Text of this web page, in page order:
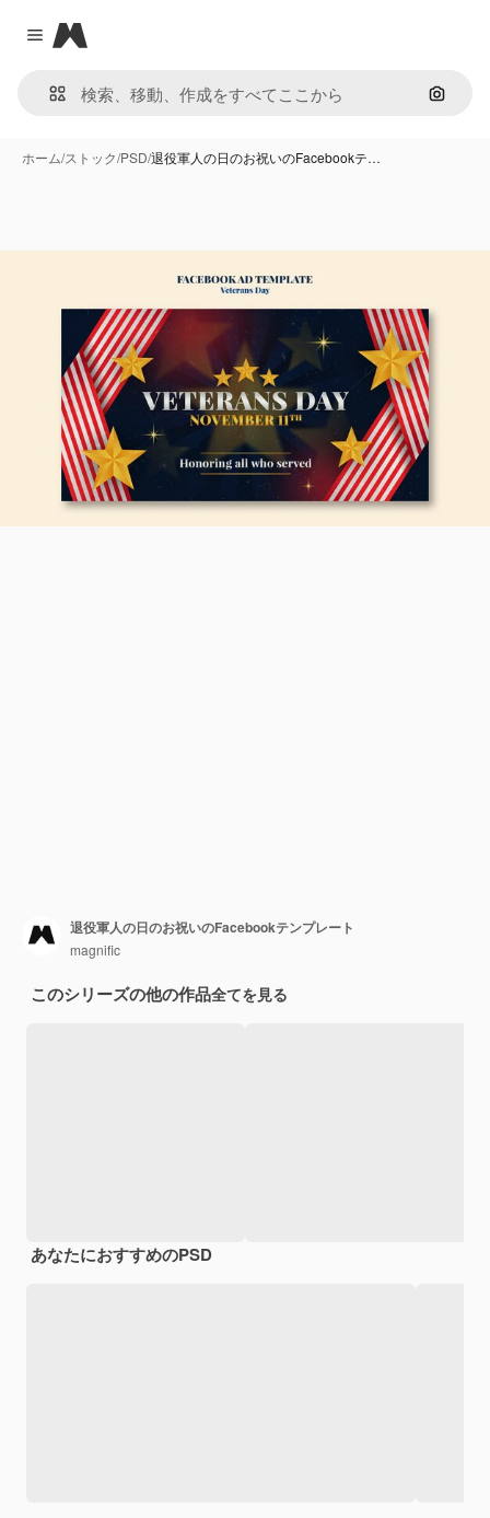
Close menu
Magnific
画像で
ホーム/ストック/PSD/退役軍人の日のお祝いのFacebookテ…
退役軍人の日のお祝いのFacebookテンプレート
magnific
このシリーズの他の作品全てを見る
あなたにおすすめのPSD